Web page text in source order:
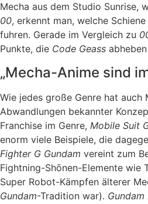
Mecha aus dem Studio Sunrise,
00, erkennt man, welche
fuhren. Gerade im Vergleich zu
Punkte, die Code Geass
„Mecha-Anime sind
Wie jedes große Genre hat auch
Abwandlungen bekannter
Franchise im Genre, Mobile Suit
enorm viele Beispiele, die
Fighter G Gundam vereint zum
Fightning-Shōnen-Elemente wie
Super Robot-Kämpfen älterer
Gundam-Tradition war).